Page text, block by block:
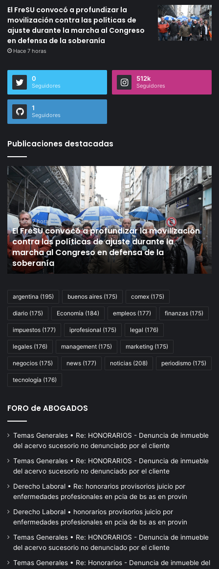
El FreSU convocó a profundizar la
movilización contra las políticas de
ajuste durante la marcha al Congreso
en defensa de la soberanía
Hace 7 horas
0
Seguidores
512k
Seguidores
1
Seguidores
Publicaciones destacadas
El
FreSU
convocó
a
profundizar
movilización
contra
las
políticas
de
durante
marcha
Congreso
en
de
Hace 7 horas
El FreSU convocó a profundizar la movilización
contra las políticas de ajuste durante la
marcha al Congreso en defensa de la
soberanía
de
la
al
argentina (195) buenos aires (175) comex (175)
diario (175) Economía (184) empleos (177) finanzas (175)
impuestos (177) iprofesional (175) legal (176)
legales (176) management (175) marketing (175)
negocios (175) news (177) noticias (208) periodismo (175)
tecnología (176)
FORO de ABOGADOS
Temas Generales • Re: HONORARIOS - Denuncia de inmueble
del acervo sucesorio no denunciado por el cliente
Temas Generales • Re: HONORARIOS - Denuncia de inmueble
del acervo sucesorio no denunciado por el cliente
Derecho Laboral • Re: honorarios provisorios juicio por
enfermedades profesionales en pcia de bs as en provin
Derecho Laboral • honorarios provisorios juicio por
enfermedades profesionales en pcia de bs as en provin
Temas Generales • Re: HONORARIOS - Denuncia de inmueble
del acervo sucesorio no denunciado por el cliente
Temas Generales • Re: Honorarios - Denuncia de inmueble del